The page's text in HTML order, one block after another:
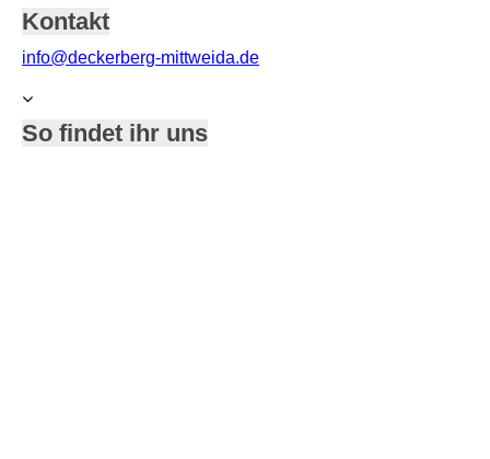
Kontakt
info@deckerberg-mittweida.de
So findet ihr uns